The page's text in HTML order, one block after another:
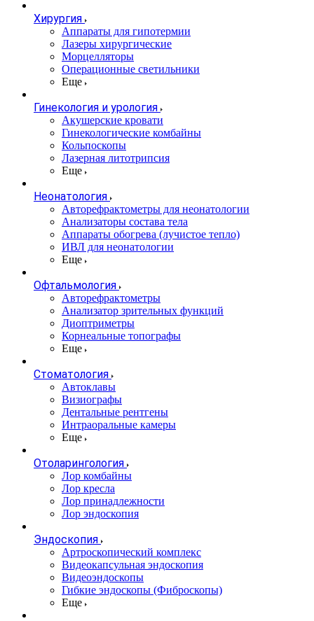
Хирургия
Аппараты для гипотермии
Лазеры хирургические
Морцелляторы
Операционные светильники
Еще
Гинекология и урология
Акушерские кровати
Гинекологические комбайны
Кольпоскопы
Лазерная литотрипсия
Еще
Неонатология
Авторефрактометры для неонатологии
Анализаторы состава тела
Аппараты обогрева (лучистое тепло)
ИВЛ для неонатологии
Еще
Офтальмология
Авторефрактометры
Анализатор зрительных функций
Диоптриметры
Корнеальные топографы
Еще
Стоматология
Автоклавы
Визиографы
Дентальные рентгены
Интраоральные камеры
Еще
Отоларингология
Лор комбайны
Лор кресла
Лор принадлежности
Лор эндоскопия
Эндоскопия
Артроскопический комплекс
Видеокапсульная эндоскопия
Видеоэндоскопы
Гибкие эндоскопы (Фиброcкопы)
Еще